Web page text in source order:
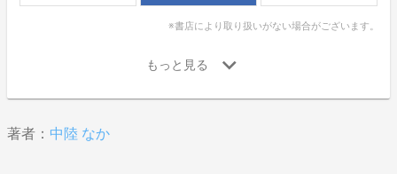
※書店により取り扱いがない場合がございます。
著者： 中陸 なか